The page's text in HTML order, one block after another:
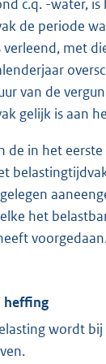
c.q. -water, is
de periode
verleend, met
van de
gelijk is aan
de in het
het
heffing
wordt bij